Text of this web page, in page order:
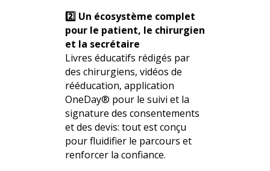
2️⃣ Un écosystème complet
pour le patient, le chirurgien
et la secrétaire
Livres éducatifs rédigés par
des chirurgiens, vidéos de
rééducation, application
OneDay® pour le suivi et la
signature des consentements
et des devis: tout est conçu
pour fluidifier le parcours et
renforcer la confiance.